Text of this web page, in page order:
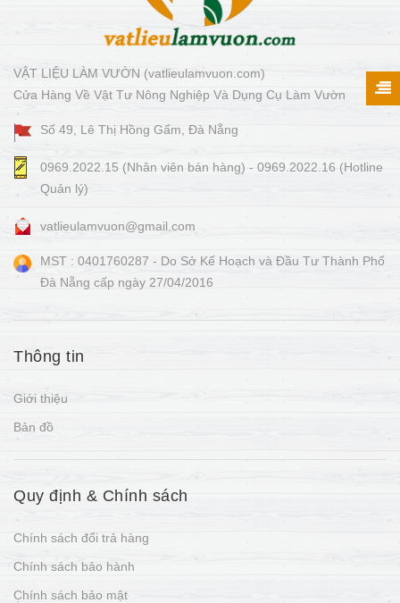
VẬT LIỆU LÀM VƯỜN (vatlieulamvuon.com)
Cửa Hàng Về Vật Tư Nông Nghiệp Và Dụng Cụ Làm Vườn
Số 49, Lê Thị Hồng Gấm, Đà Nẵng
0969.2022.15 (Nhân viên bán hàng) - 0969.2022.16 (Hotline
Quản lý)
vatlieulamvuon@gmail.com
MST : 0401760287 - Do Sở Kế Hoạch và Đầu Tư Thành Phố
Đà Nẵng cấp ngày 27/04/2016
Thông tin
Giới thiệu
Bản đồ
Quy định & Chính sách
Chính sách đổi trả hàng
Chính sách bảo hành
Chính sách bảo mật